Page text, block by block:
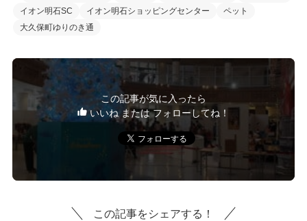
イオン明石SC イオン明石ショッピングセンター
ペット
大久保町ゆりのき通
この記事が気に入ったら
いいね または フォローしてね！
この記事をシェアする！